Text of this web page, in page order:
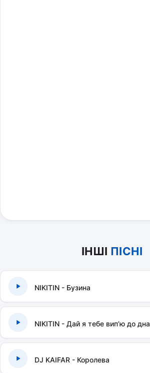
ІНШІ ПІСНІ
NIKITIN - Бузина
NIKITIN - Дай я тебе випʼю до дна
DJ KAIFAR - Королева